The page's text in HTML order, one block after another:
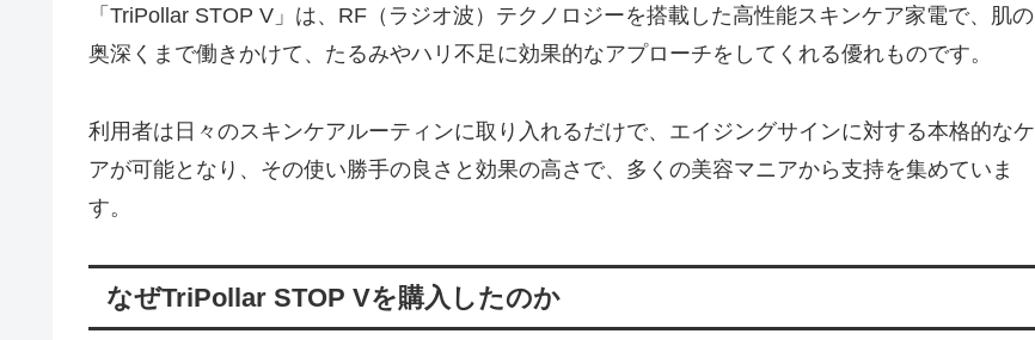
「TriPollar STOP V」は、RF（ラジオ波）テクノロジーを搭載した高性能スキンケア家電で、肌の
奥深くまで働きかけて、たるみやハリ不足に効果的なアプローチをしてくれる優れものです。
利用者は日々のスキンケアルーティンに取り入れるだけで、エイジングサインに対する本格的なケ
アが可能となり、その使い勝手の良さと効果の高さで、多くの美容マニアから支持を集めていま
す。
なぜTriPollar STOP Vを購入したのか